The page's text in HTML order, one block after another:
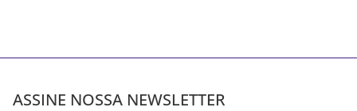
ASSINE NOSSA NEWSLETTER